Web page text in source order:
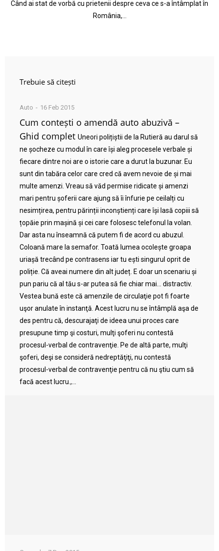
Când ai stat de vorbă cu prietenii despre ceva ce s-a întâmplat în
România,…
Trebuie să citești
Auto 16 Feb 2015
Cum contești o amendă auto abuzivă –
Ghid complet Uneori polițiștii de la Rutieră au darul să
ne șocheze cu modul în care își aleg procesele verbale și
fiecare dintre noi are o istorie care a durut la buzunar. Eu
sunt din tabăra celor care cred că avem nevoie de și mai
multe amenzi. Vreau să văd permise ridicate și amenzi
mari pentru șoferii care ajung să îi înfurie pe ceilalți cu
nesimțirea, pentru părinții inconștienți care își lasă copiii să
țopăie prin mașină și cei care folosesc telefonul la volan.
Dar asta nu înseamnă că putem fi de acord cu abuzul.
Coloană mare la semafor. Toată lumea ocolește groapa
uriașă trecând pe contrasens iar tu ești singurul oprit de
poliție. Că aveai numere din alt județ. E doar un scenariu și
pun pariu că al tău s-ar putea să fie chiar mai… distractiv.
Vestea bună este că amenzile de circulaţie pot fi foarte
uşor anulate în instanţă. Acest lucru nu se întâmplă aşa de
des pentru că, descurajaţi de ideea unui proces care
presupune timp şi costuri, mulţi şoferi nu contestă
procesul-verbal de contravenţie. Pe de altă parte, mulţi
şoferi, deşi se consideră nedreptăţiţi, nu contestă
procesul-verbal de contravenţie pentru că nu ştiu cum să
facă acest lucru.,...